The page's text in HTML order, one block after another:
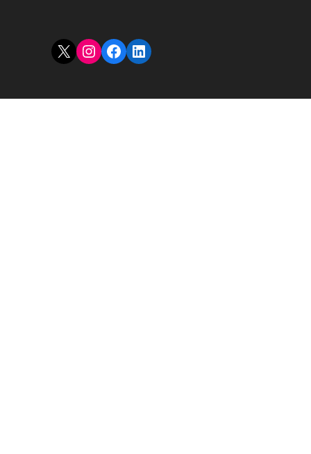
X Instagram
Facebook
LinkedIn